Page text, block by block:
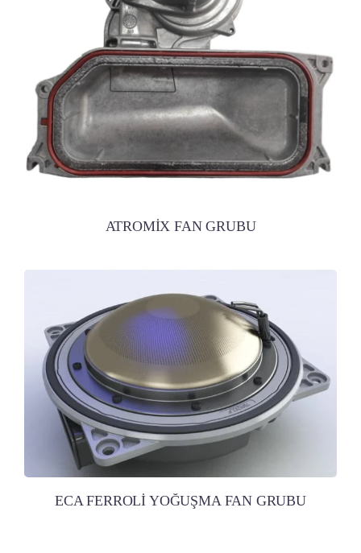
ATROMİX FAN GRUBU
ECA FERROLİ YOĞUŞMA FAN GRUBU